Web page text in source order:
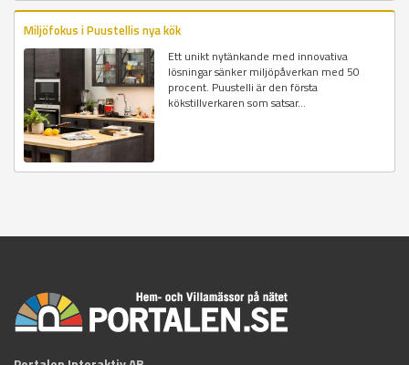
Miljöfokus i Puustellis nya kök
Ett unikt nytänkande med innovativa
lösningar sänker miljöpåverkan med 50
procent. Puustelli är den första
kökstillverkaren som satsar...